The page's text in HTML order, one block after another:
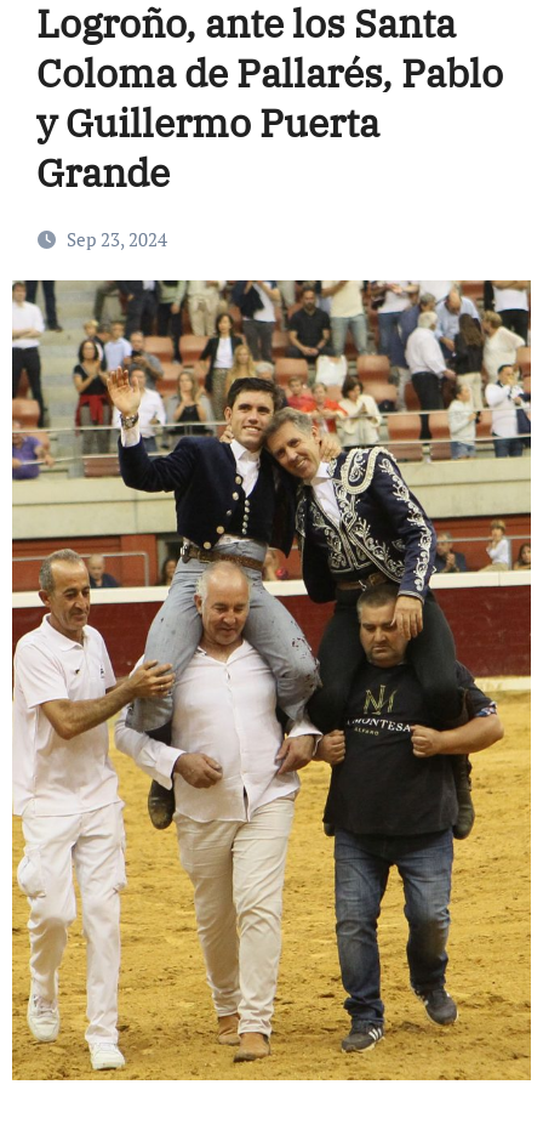
Logroño, ante los Santa
Coloma de Pallarés, Pablo
y Guillermo Puerta
Grande
Sep 23, 2024